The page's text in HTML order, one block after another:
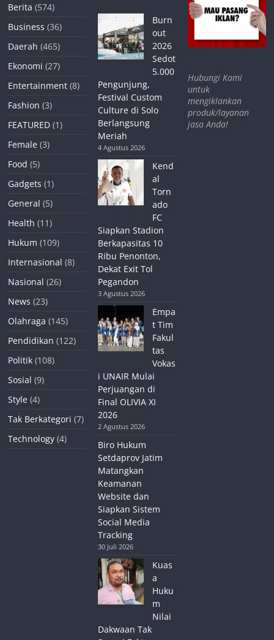
Berita (574)
Business (36)
Daerah (465)
Ekonomi (27)
Entertainment (8)
Fashion (3)
FEATURED (1)
Female (3)
Food (5)
Gadgets (1)
General (5)
Health (11)
Hukum (109)
Internasional (8)
Nasional (26)
News (23)
Olahraga (145)
Pendidikan (122)
Politik (108)
Sosial (9)
Style (4)
Tak Berkategori (7)
Technology (4)
Burn
out
2026
Sedot
5.000
Pengunjung,
Festival Custom
Culture di Solo
Berlangsung
Meriah
4 Agustus 2026
Kend
al
Torn
ado
FC
Siapkan Stadion
Berkapasitas 10
Ribu Penonton,
Dekat Exit Tol
Pegandon
3 Agustus 2026
Empa
t Tim
Fakul
tas
Vokas
i UNAIR Mulai
Perjuangan di
Final OLIVIA XI
2026
2 Agustus 2026
Biro Hukum
Setdaprov Jatim
Matangkan
Keamanan
Website dan
Siapkan Sistem
Social Media
Tracking
30 Juli 2026
Kuas
a
Huku
m
Nilai
Dakwaan Tak
Hubungi Kami
untuk
mengiklankan
produk/layanan
jasa Anda!